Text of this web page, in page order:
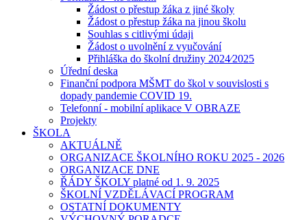
Žádost o přestup žáka z jiné školy
Žádost o přestup žáka na jinou školu
Souhlas s citlivými údaji
Žádost o uvolnění z vyučování
Přihláška do školní družiny 2024⁄2025
Úřední deska
Finanční podpora MŠMT do škol v souvislosti s
dopady pandemie COVID 19.
Telefonní - mobilní aplikace V OBRAZE
Projekty
ŠKOLA
AKTUÁLNĚ
ORGANIZACE ŠKOLNÍHO ROKU 2025 - 2026
ORGANIZACE DNE
ŘÁDY ŠKOLY platné od 1. 9. 2025
ŠKOLNÍ VZDĚLÁVACÍ PROGRAM
OSTATNÍ DOKUMENTY